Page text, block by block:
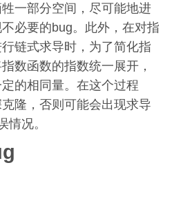
一部分空间，尽可能地进
必要的bug。此外，在对指
链式求导时，为了简化指
数函数的指数统一展开，
的相同量。在这个过程
隆，否则可能会出现求导
情况。